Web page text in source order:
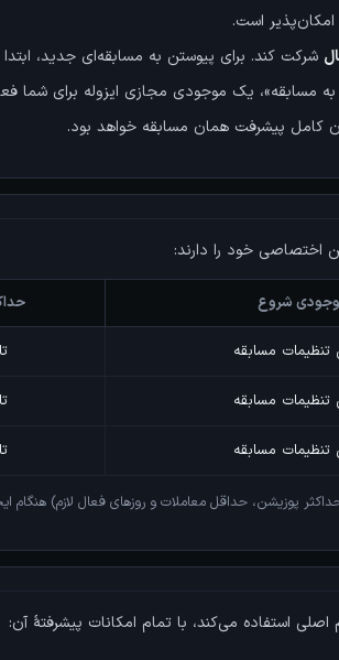
امکان‌پذیر است.
شرکت کند. برای پیوستن به مسابقه‌ای جدید،
مسابقه»، یک موجودی مجازی ایزوله برای شما
کامل پیشرفت همان مسابقه خواهد بود.
اختصاصی خود را دارند:
شروع
تنظیمات مسابقه تا ۲۰x
تنظیمات مسابقه تا ۲۰x
تنظیمات مسابقه تا ۲۰x
پوزیشن، حداقل معاملات و روزهای فعال لازم)
اصلی استفاده می‌کند، با تمام امکانات پیشرفتهٔ آن: